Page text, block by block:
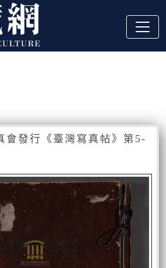
會發行《臺灣寫真帖》第5-